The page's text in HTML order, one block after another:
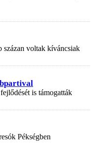
százan voltak kíváncsiak
is támogatták
Pékségben